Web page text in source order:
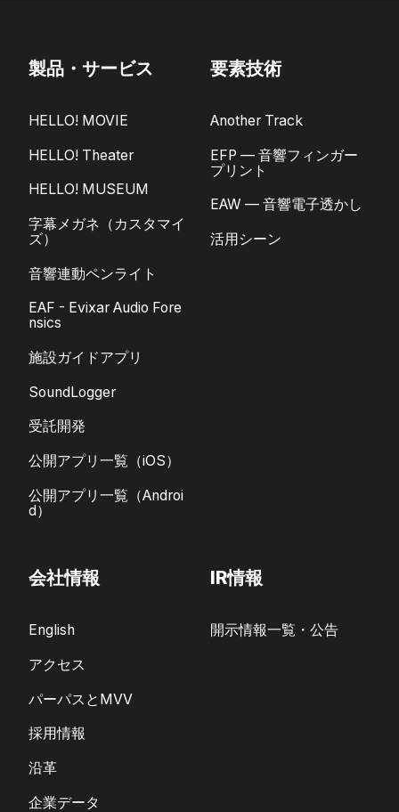
製品・サービス
HELLO! MOVIE
HELLO! Theater
HELLO! MUSEUM
字幕メガネ（カスタマイ
ズ）
音響連動ペンライト
EAF - Evixar Audio Fore
nsics
施設ガイドアプリ
SoundLogger
受託開発
公開アプリ一覧（iOS）
公開アプリ一覧（Androi
d）
要素技術
Another Track
EFP — 音響フィンガー
プリント
EAW — 音響電子透かし
活用シーン
会社情報
English
アクセス
パーパスとMVV
採用情報
沿革
企業データ
IR情報
開示情報一覧・公告